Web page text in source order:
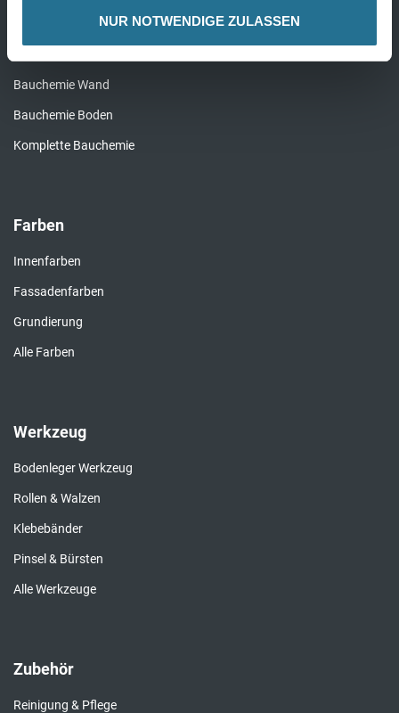
NUR NOTWENDIGE ZULASSEN
Bauchemie
Bauchemie Wand
Bauchemie Boden
Komplette Bauchemie
Farben
Innenfarben
Fassadenfarben
Grundierung
Alle Farben
Werkzeug
Bodenleger Werkzeug
Rollen & Walzen
Klebebänder
Pinsel & Bürsten
Alle Werkzeuge
Zubehör
Reinigung & Pflege